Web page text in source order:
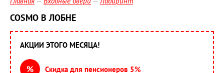
COSMO В ЛОБНЕ
АКЦИИ ЭТОГО МЕСЯЦА!
%
Скидка для пенсионеров 5%